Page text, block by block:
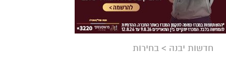
חדשות יבנה > בחירות